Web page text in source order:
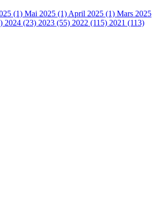
(1) Mai 2025 (1) April 2025 (1) Mars 2025
2024 (23) 2023 (55) 2022 (115) 2021 (113)